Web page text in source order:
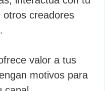
otros creadores
valor a tus
motivos para